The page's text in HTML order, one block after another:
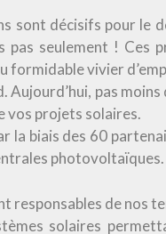
sont décisifs pour le
pas seulement !
formidable vivier
Aujourd’hui, pas
vos projets solaires.
la biais des 60
photovoltaïques.
responsables de nos
solaires